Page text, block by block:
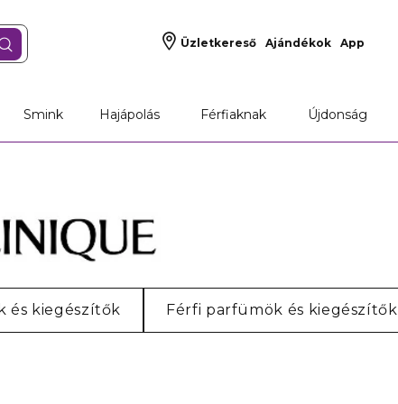
Üzletkereső Ajándékok App
Smink Hajápolás Férfiaknak Újdonság
és kiegészítők Férfi parfümök és kiegészítők